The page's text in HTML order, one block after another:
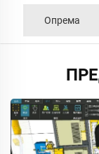
Опрема